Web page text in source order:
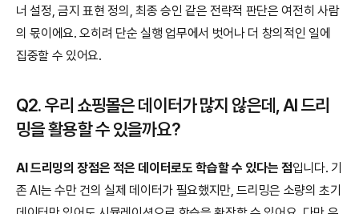
너 설정, 금지 표현 정의, 최종 승인 같은 전략적 판단은 여전히 사람
의 몫이에요. 오히려 단순 실행 업무에서 벗어나 더 창의적인 일에
집중할 수 있어요.
Q2. 우리 쇼핑몰은 데이터가 많지 않은데, AI 드리
밍을 활용할 수 있을까요?
AI 드리밍의 장점은 적은 데이터로도 학습할 수 있다는 점입니다. 기
존 AI는 수만 건의 실제 데이터가 필요했지만, 드리밍은 소량의 초기